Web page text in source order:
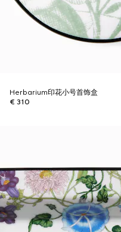
Herbarium印花小号首饰盒
€ 310